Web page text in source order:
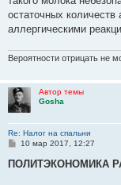
остаточных количеств
аллергическими
Вероятности отрицать не
Автор темы
Gosha
Re: Налог на спальни
С
о
10 мар 2017, 12:27
ПОЛИТЭКОНОМИКА